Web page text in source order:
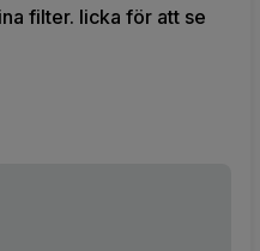
filter. licka för att se